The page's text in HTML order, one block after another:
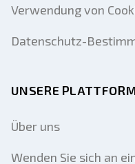
Verwendung von
Datenschutz-
UNSERE
Über uns
Wenden Sie sich an